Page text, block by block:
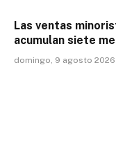
Las ventas
acumulan siete
domingo, 9 agosto 2026